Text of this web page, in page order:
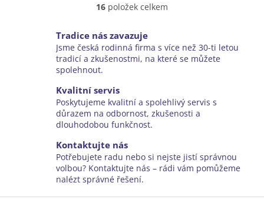
Včetně akumulátoru AP 300 S a nabíječky AL 301
O
l
á
d
p
r
v
v
ý
p
s
16 položek celkem
Tradice nás zavazuje
Jsme česká rodinná firma s více než 30-ti letou
tradicí a zkušenostmi, na které se můžete
spolehnout.
Kvalitní servis
Poskytujeme kvalitní a spolehlivý servis s
důrazem na odbornost, zkušenosti a
dlouhodobou funkčnost.
Kontaktujte nás
Potřebujete radu nebo si nejste jistí správnou
volbou? Kontaktujte nás – rádi vám pomůžeme
nalézt správné řešení.
Z